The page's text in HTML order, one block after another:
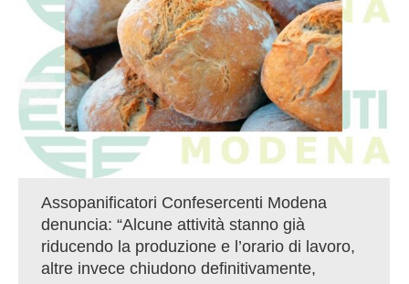
COMUNICATI E NEWS
CONTATTI
Assopanificatori Confesercenti Modena
denuncia: “Alcune attività stanno già
riducendo la produzione e l’orario di lavoro,
altre invece chiudono definitivamente,